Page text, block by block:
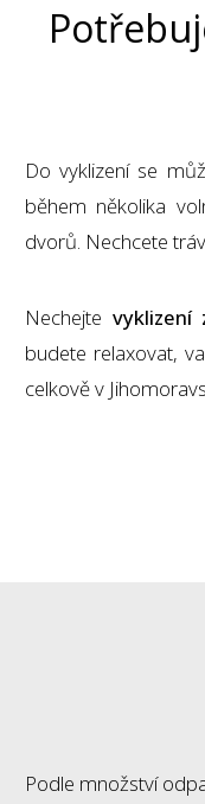
Do vyklizení se
během několika
dvorů. Nechcete
Nechejte vyklizení
budete relaxovat,
celkově v
Podle množství